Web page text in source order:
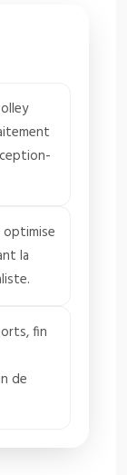
optimise
la
fin
de